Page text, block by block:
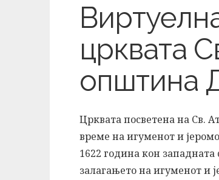
црквата
општина
Црквата посветена на Св.
време на игуменот и
1622 година кон
залагањето на игуменот и